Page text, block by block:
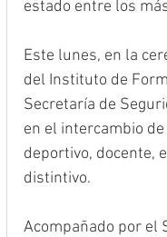
estado entre los
Este lunes, en la
del Instituto de
Secretaría de
en el intercambio
deportivo, docente,
distintivo.
Acompañado por el